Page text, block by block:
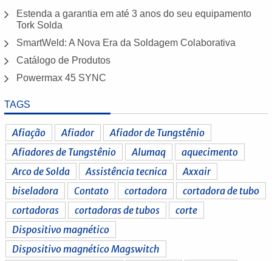
Estenda a garantia em até 3 anos do seu equipamento
Tork Solda
SmartWeld: A Nova Era da Soldagem Colaborativa
Catálogo de Produtos
Powermax 45 SYNC
TAGS
Afiação Afiador
Afiador de Tungstênio
Afiadores de Tungstênio
Alumaq
aquecimento
Arco de Solda
Assistência tecnica
Axxair
biseladora
Contato cortadora
cortadora de tubo
cortadoras
cortadoras de tubos
corte
Dispositivo magnético
Dispositivo magnético Magswitch